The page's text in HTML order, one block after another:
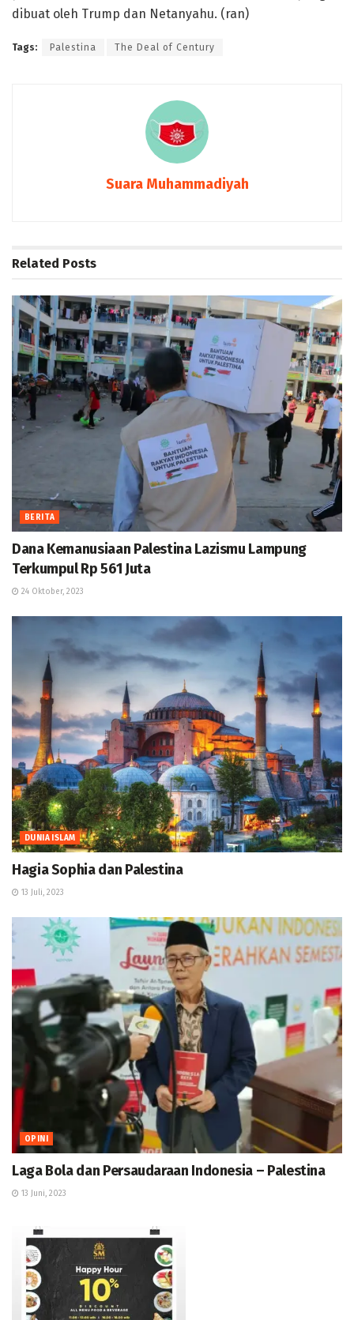
dibuat oleh Trump dan Netanyahu. (ran)
Tags: Palestina The Deal of Century
Suara Muhammadiyah
Related Posts
BERITA
Dana Kemanusiaan Palestina Lazismu Lampung
Terkumpul Rp 561 Juta
24 Oktober, 2023
DUNIA ISLAM
Hagia Sophia dan Palestina
13 Juli, 2023
OPINI
Laga Bola dan Persaudaraan Indonesia – Palestina
13 Juni, 2023